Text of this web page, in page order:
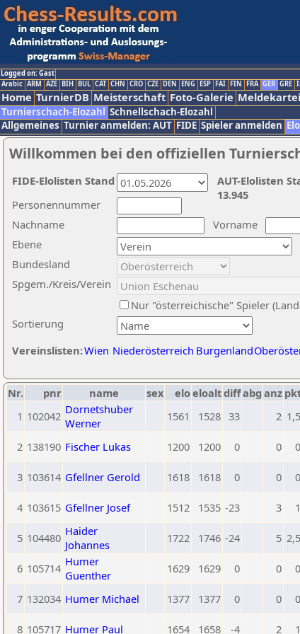
Logged on: Gast
Arabic ARM AZE BIH BUL CAT CHN CRO CZE DEN ENG ESP FAI FIN FRA GER GRE
Home TurnierDB Meisterschaft Foto-Galerie Meldekartei
Turnierschach-Elozahl Schnellschach-Elozahl
Allgemeines Turnier anmelden: AUT FIDE Spieler anmelden
Willkommen bei den offiziellen
Nachname
Vorname
Ebene
Sortierung
Personennummer
Bundesland
Spgem./Kreis/Verein
Nur "österreichische" Spieler
Vereinslisten:Wien Niederösterreich Burgenland
AUT-Elolisten
13.945
FIDE-Elolisten Stand
Nr. pnr name sex eloeloaltdiffabg anz
1 102042 Dornetshuber
Werner
1561 1528 33 2 1,5
2 138190 Fischer Lukas 1200 1200 0 0 0
3 103614 Gfellner Gerold 1618 1618 0 0 0
4 103615 Gfellner Josef 1512 1535 -23 3 1
5 104480 Haider
Johannes
1722 1746 -24 5 2,5
6 105714 Humer
Guenther
1629 1629 0 0 0
7 132034 Humer Michael 1377 1377 0 0 0
8 105717 Humer Paul 1654 1658 -4 2 1